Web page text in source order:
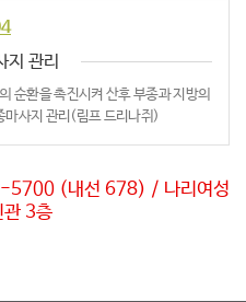
지 관리
순환을 촉진시켜 산후 부종과 지방의
마사지 관리(림프 드리나쥐)
5700 (내선 678) / 나리여성
관 3층